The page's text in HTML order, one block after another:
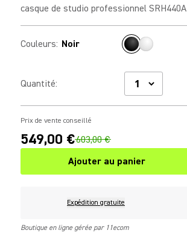
casque de studio professionnel SRH440A
Couleurs: Noir
Quantité:
Prix de vente conseillé
549,00 €603,00 €
Ajouter au panier
Expédition gratuite
Boutique en ligne gérée par 11ecom